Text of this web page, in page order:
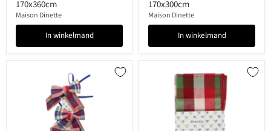
170x360cm
Maison Dinette
In winkelmand
170x300cm
Maison Dinette
In winkelmand